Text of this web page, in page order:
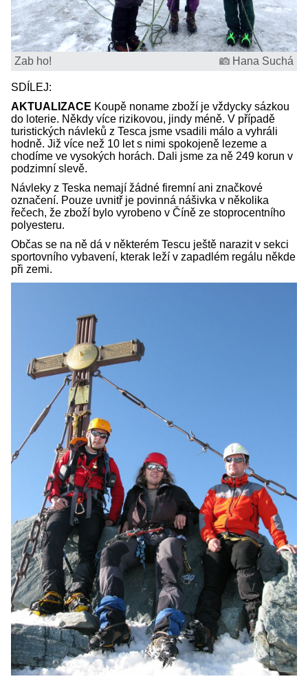
Zab ho! Hana Suchá
SDÍLEJ:
AKTUALIZACE Koupě noname zboží je vždycky sázkou
do loterie. Někdy více rizikovou, jindy méně. V případě
turistických návleků z Tesca jsme vsadili málo a vyhráli
hodně. Již více než 10 let s nimi spokojeně lezeme a
chodíme ve vysokých horách. Dali jsme za ně 249 korun v
podzimní slevě.
Návleky z Teska nemají žádné firemní ani značkové
označení. Pouze uvnitř je povinná nášivka v několika
řečech, že zboží bylo vyrobeno v Číně ze stoprocentního
polyesteru.
Občas se na ně dá v některém Tescu ještě narazit v sekci
sportovního vybavení, kterak leží v zapadlém regálu někde
při zemi.